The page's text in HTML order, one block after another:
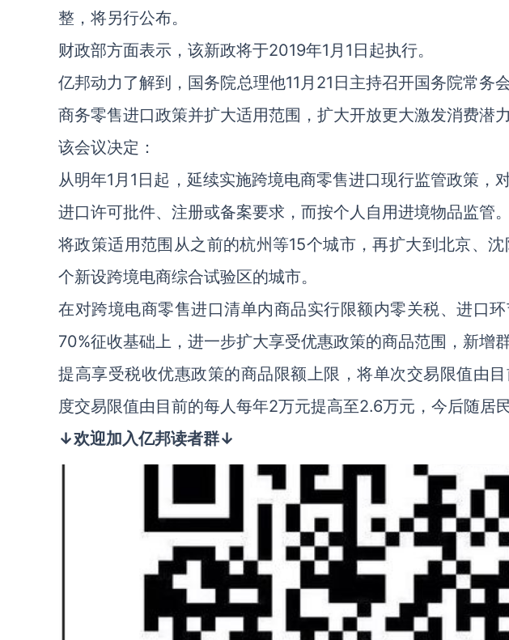
整，将另行公布。
财政部方面表示，该新政将于2019年1月1日起执行。
亿邦动力了解到，国务院总理他11月21日主持召开国务院常务
商务零售进口政策并扩大适用范围，扩大开放更大激发消费潜力
该会议决定：
从明年1月1日起，延续实施跨境电商零售进口现行监管政策，
进口许可批件、注册或备案要求，而按个人自用进境物品监管。
将政策适用范围从之前的杭州等15个城市，再扩大到北京、
个新设跨境电商综合试验区的城市。
在对跨境电商零售进口清单内商品实行限额内零关税、进口
70%征收基础上，进一步扩大享受优惠政策的商品范围，新增
提高享受税收优惠政策的商品限额上限，将单次交易限值由
度交易限值由目前的每人每年2万元提高至2.6万元，今后随居
↓欢迎加入亿邦读者群↓